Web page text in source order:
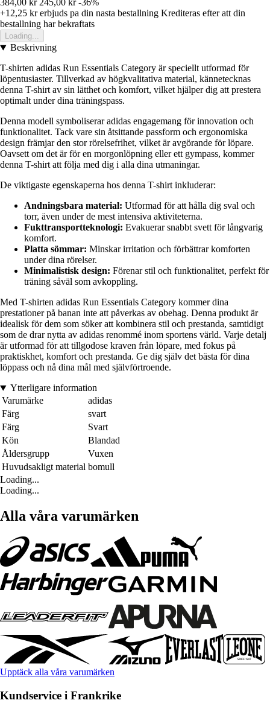
384,00 kr 245,00 kr -36%
+12,25 krerbjuds pa din nasta bestallning Krediteras efter att din
bestallning har bekraftats
Loading...
Beskrivning
T-shirten adidas Run Essentials Category är speciellt utformad för
löpentusiaster. Tillverkad av högkvalitativa material, kännetecknas
denna T-shirt av sin lätthet och komfort, vilket hjälper dig att prestera
optimalt under dina träningspass.
Denna modell symboliserar adidas engagemang för innovation och
funktionalitet. Tack vare sin åtsittande passform och ergonomiska
design främjar den stor rörelsefrihet, vilket är avgörande för löpare.
Oavsett om det är för en morgonlöpning eller ett gympass, kommer
denna T-shirt att följa med dig i alla dina utmaningar.
De viktigaste egenskaperna hos denna T-shirt inkluderar:
Andningsbara material: Utformad för att hålla dig sval och
torr, även under de mest intensiva aktiviteterna.
Fukttransportteknologi: Evakuerar snabbt svett för långvarig
komfort.
Platta sömmar: Minskar irritation och förbättrar komforten
under dina rörelser.
Minimalistisk design: Förenar stil och funktionalitet, perfekt för
träning såväl som avkoppling.
Med T-shirten adidas Run Essentials Category kommer dina
prestationer på banan inte att påverkas av obehag. Denna produkt är
idealisk för dem som söker att kombinera stil och prestanda, samtidigt
som de drar nytta av adidas renommé inom sportens värld. Varje detalj
är utformad för att tillgodose kraven från löpare, med fokus på
praktiskhet, komfort och prestanda. Ge dig själv det bästa för dina
löppass och nå dina mål med självförtroende.
Ytterligare information
Varumärke
adidas
Färg
svart
Färg
Svart
Kön
Blandad
Åldersgrupp
Vuxen
Huvudsakligt material bomull
Loading...
Loading...
Alla våra varumärken
Upptäck alla våra varumärken
Kundservice i Frankrike